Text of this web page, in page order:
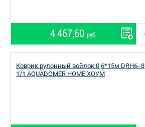
4 467,60 руб.
Коврик рулонный войлок 0,6*15м DRH6- 8
1/1 AQUADOMER HOME ХОУМ